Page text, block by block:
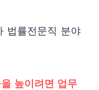
법률전문직 분야
높이려면 업무